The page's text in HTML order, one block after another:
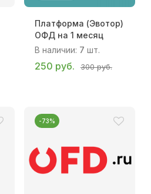
Платформа (Эвотор)
ОФД на 1 месяц
В наличии: 7 шт.
250 руб. 300 руб.
-73%